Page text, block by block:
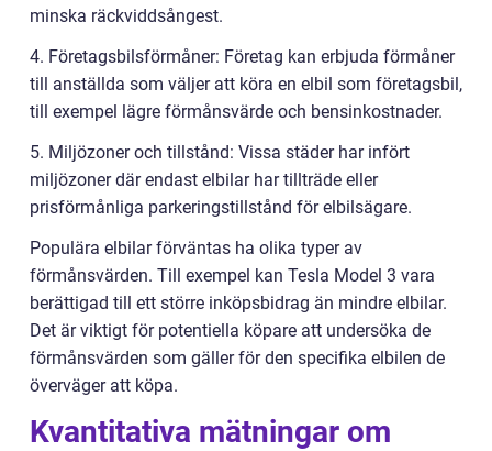
minska räckviddsångest.
4. Företagsbilsförmåner: Företag kan erbjuda förmåner
till anställda som väljer att köra en elbil som företagsbil,
till exempel lägre förmånsvärde och bensinkostnader.
5. Miljözoner och tillstånd: Vissa städer har infört
miljözoner där endast elbilar har tillträde eller
prisförmånliga parkeringstillstånd för elbilsägare.
Populära elbilar förväntas ha olika typer av
förmånsvärden. Till exempel kan Tesla Model 3 vara
berättigad till ett större inköpsbidrag än mindre elbilar.
Det är viktigt för potentiella köpare att undersöka de
förmånsvärden som gäller för den specifika elbilen de
överväger att köpa.
Kvantitativa mätningar om